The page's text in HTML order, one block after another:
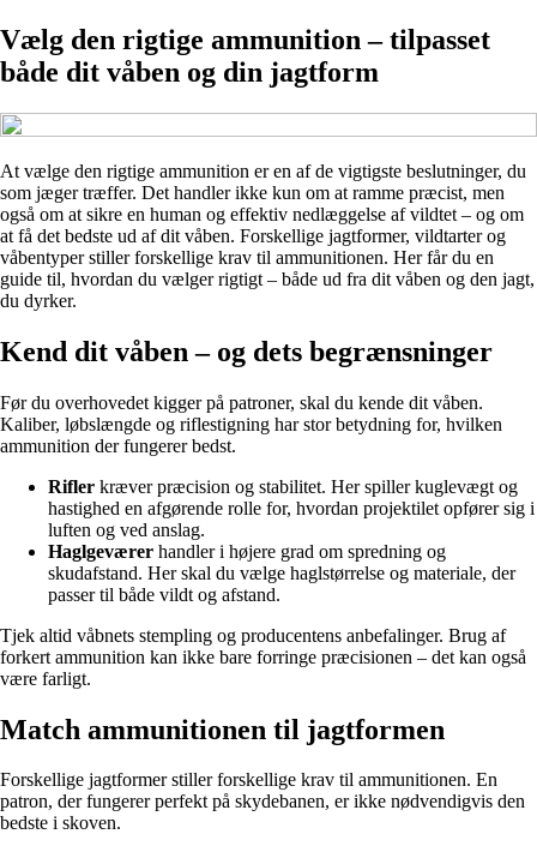
Vælg den rigtige ammunition – tilpasset
både dit våben og din jagtform
At vælge den rigtige ammunition er en af de vigtigste beslutninger, du
som jæger træffer. Det handler ikke kun om at ramme præcist, men
også om at sikre en human og effektiv nedlæggelse af vildtet – og om
at få det bedste ud af dit våben. Forskellige jagtformer, vildtarter og
våbentyper stiller forskellige krav til ammunitionen. Her får du en
guide til, hvordan du vælger rigtigt – både ud fra dit våben og den jagt,
du dyrker.
Kend dit våben – og dets begrænsninger
Før du overhovedet kigger på patroner, skal du kende dit våben.
Kaliber, løbslængde og riflestigning har stor betydning for, hvilken
ammunition der fungerer bedst.
Rifler kræver præcision og stabilitet. Her spiller kuglevægt og
hastighed en afgørende rolle for, hvordan projektilet opfører sig i
luften og ved anslag.
Haglgeværer handler i højere grad om spredning og
skudafstand. Her skal du vælge haglstørrelse og materiale, der
passer til både vildt og afstand.
Tjek altid våbnets stempling og producentens anbefalinger. Brug af
forkert ammunition kan ikke bare forringe præcisionen – det kan også
være farligt.
Match ammunitionen til jagtformen
Forskellige jagtformer stiller forskellige krav til ammunitionen. En
patron, der fungerer perfekt på skydebanen, er ikke nødvendigvis den
bedste i skoven.